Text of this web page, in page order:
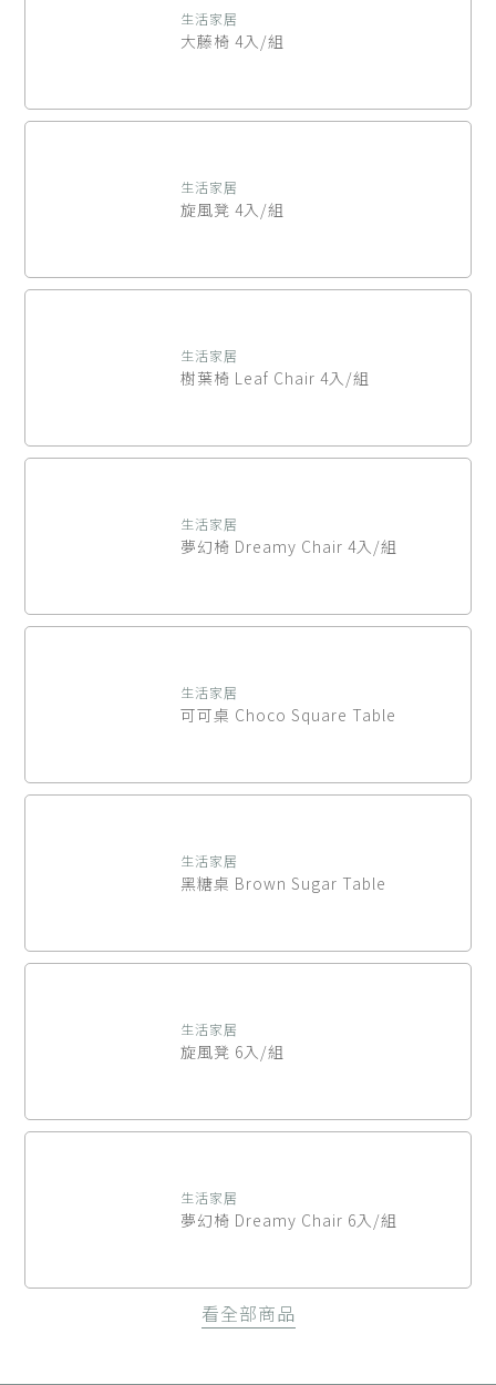
生活家居
大藤椅 4入/組
生活家居
旋風凳 4入/組
生活家居
樹葉椅 Leaf Chair 4入/組
生活家居
夢幻椅 Dreamy Chair 4入/組
生活家居
可可桌 Choco Square Table
生活家居
黑糖桌 Brown Sugar Table
生活家居
旋風凳 6入/組
生活家居
夢幻椅 Dreamy Chair 6入/組
看全部商品